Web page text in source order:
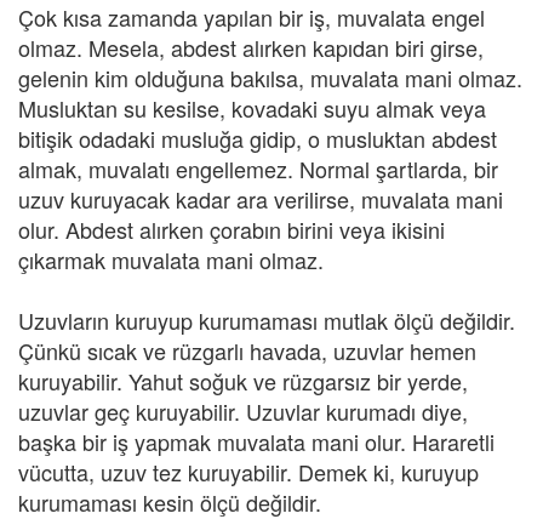
Çok kısa zamanda yapılan bir iş, muvalata engel
olmaz. Mesela, abdest alırken kapıdan biri girse,
gelenin kim olduğuna bakılsa, muvalata mani olmaz.
Musluktan su kesilse, kovadaki suyu almak veya
bitişik odadaki musluğa gidip, o musluktan abdest
almak, muvalatı engellemez. Normal şartlarda, bir
uzuv kuruyacak kadar ara verilirse, muvalata mani
olur. Abdest alırken çorabın birini veya ikisini
çıkarmak muvalata mani olmaz.
Uzuvların kuruyup kurumaması mutlak ölçü değildir.
Çünkü sıcak ve rüzgarlı havada, uzuvlar hemen
kuruyabilir. Yahut soğuk ve rüzgarsız bir yerde,
uzuvlar geç kuruyabilir. Uzuvlar kurumadı diye,
başka bir iş yapmak muvalata mani olur. Hararetli
vücutta, uzuv tez kuruyabilir. Demek ki, kuruyup
kurumaması kesin ölçü değildir.